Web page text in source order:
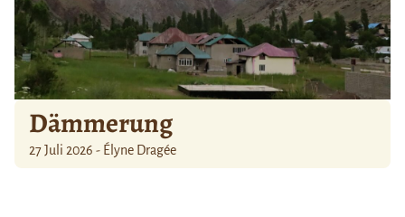
Dämmerung
27 Juli 2026 - Élyne Dragée